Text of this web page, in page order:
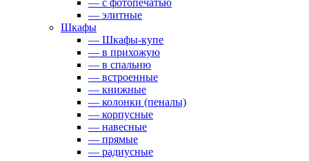
— с фотопечатью
— элитные
Шкафы
— Шкафы-купе
— в прихожую
— в спальню
— встроенные
— книжные
— колонки (пеналы)
— корпусные
— навесные
— прямые
— радиусные